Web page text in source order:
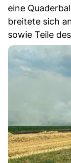
eine
breitete sich
sowie Teile